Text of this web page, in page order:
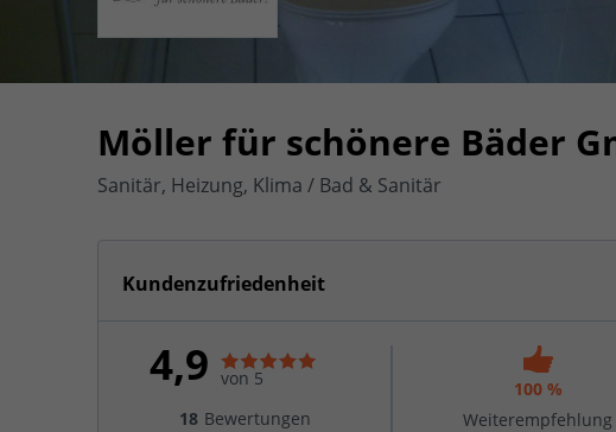
Möller für schönere Bäder
Sanitär, Heizung, Klima / Bad & Sanitär
Kundenzufriedenheit
4,9 von 5
18 Bewertungen
100 %
Weiterempfehlung